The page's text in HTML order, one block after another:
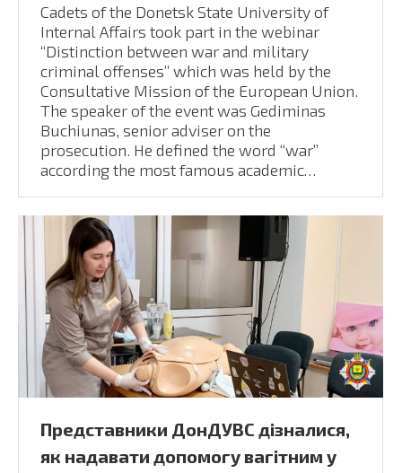
Cadets of the Donetsk State University of
Internal Affairs took part in the webinar
“Distinction between war and military
criminal offenses” which was held by the
Consultative Mission of the European Union.
The speaker of the event was Gediminas
Buchiunas, senior adviser on the
prosecution. He defined the word “war”
according the most famous academic…
Представники ДонДУВС дізналися,
як надавати допомогу вагітним у